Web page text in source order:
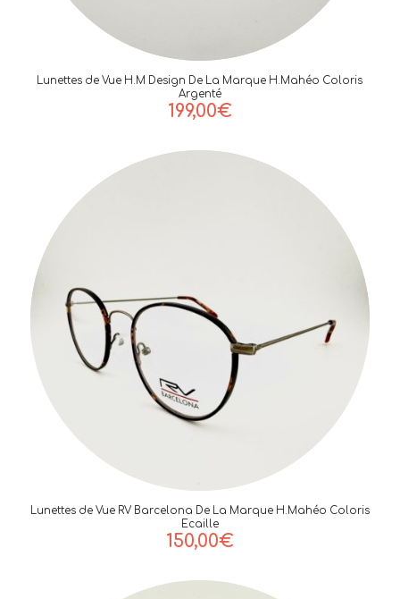
Lunettes de Vue H.M Design De La Marque H.Mahéo Coloris
Argenté
199,00€
Lunettes de Vue RV Barcelona De La Marque H.Mahéo Coloris
Ecaille
150,00€